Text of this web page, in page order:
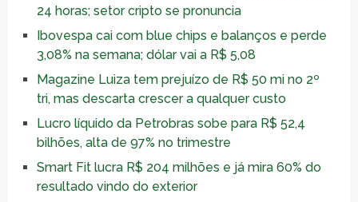
24 horas; setor cripto se pronuncia
Ibovespa cai com blue chips e balanços e perde
3,08% na semana; dólar vai a R$ 5,08
Magazine Luiza tem prejuízo de R$ 50 mi no 2º
tri, mas descarta crescer a qualquer custo
Lucro líquido da Petrobras sobe para R$ 52,4
bilhões, alta de 97% no trimestre
Smart Fit lucra R$ 204 milhões e já mira 60% do
resultado vindo do exterior